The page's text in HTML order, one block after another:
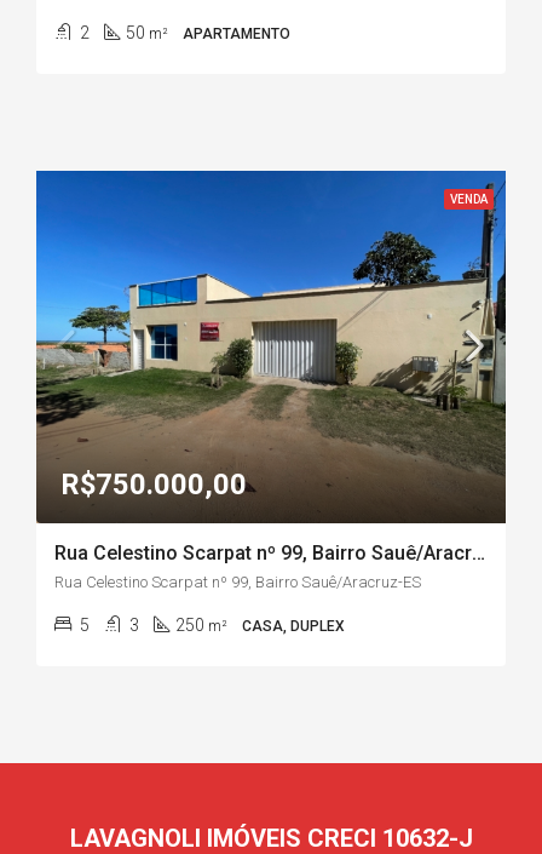
2 50 m² APARTAMENTO
VENDA
R$750.000,00
Rua Celestino Scarpat nº 99, Bairro Sauê/Aracruz-ES
Rua Celestino Scarpat nº 99, Bairro Sauê/Aracruz-ES
5 3 250 m² CASA, DUPLEX
LAVAGNOLI IMÓVEIS CRECI 10632-J